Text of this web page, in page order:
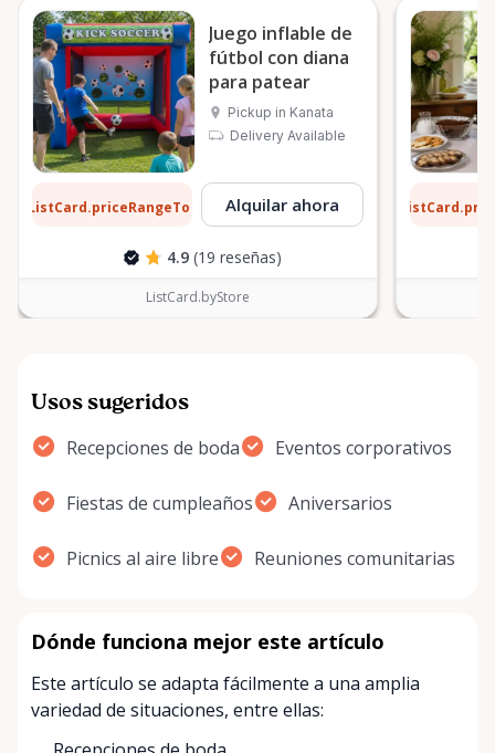
Juego inflable de
fútbol con diana
para patear
Pickup in Kanata
Delivery Available
ListCard.priceRangeTo por díaAlquilar ahora
4.9 (19 reseñas)
ListCard.byStore
Usos sugeridos
Recepciones de boda Eventos corporativos
Fiestas de cumpleaños Aniversarios
Picnics al aire libre Reuniones comunitarias
Dónde funciona mejor este artículo
Este artículo se adapta fácilmente a una amplia
variedad de situaciones, entre ellas: